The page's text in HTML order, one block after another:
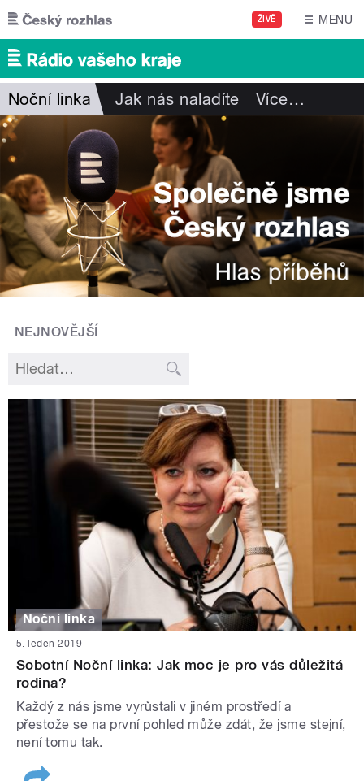
Přejít k hlavnímu obsahu
ŽIVĚ MENU
Noční linka Jak nás naladíte Více…
NEJNOVĚJŠÍ
Noční linka
5. leden 2019
Sobotní Noční linka: Jak moc je pro vás důležitá
rodina?
Každý z nás jsme vyrůstali v jiném prostředí a
přestože se na první pohled může zdát, že jsme stejní,
není tomu tak.